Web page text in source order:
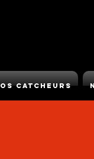
Catcheurs